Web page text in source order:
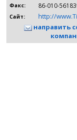
Факс: 86-010-
Сайт:
http://
направить